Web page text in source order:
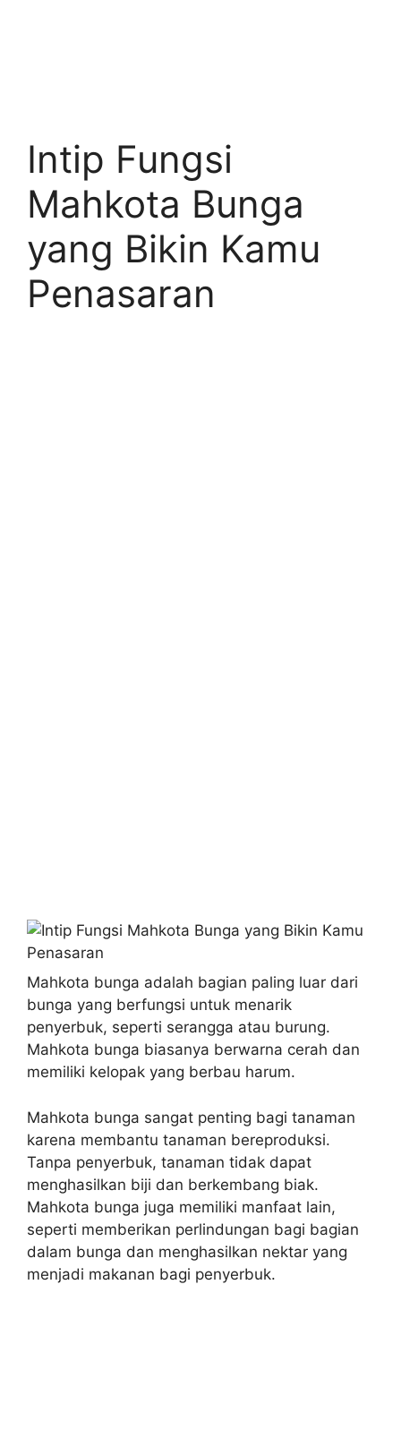
Intip Fungsi
Mahkota Bunga
yang Bikin Kamu
Penasaran
Mahkota bunga adalah bagian paling luar dari
bunga yang berfungsi untuk menarik
penyerbuk, seperti serangga atau burung.
Mahkota bunga biasanya berwarna cerah dan
memiliki kelopak yang berbau harum.
Mahkota bunga sangat penting bagi tanaman
karena membantu tanaman bereproduksi.
Tanpa penyerbuk, tanaman tidak dapat
menghasilkan biji dan berkembang biak.
Mahkota bunga juga memiliki manfaat lain,
seperti memberikan perlindungan bagi bagian
dalam bunga dan menghasilkan nektar yang
menjadi makanan bagi penyerbuk.